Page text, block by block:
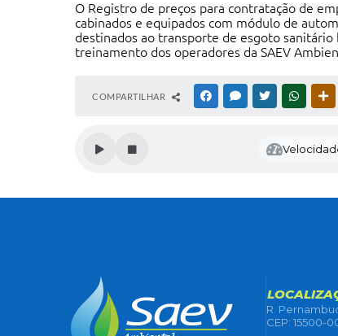
O Registro de preços para contratação de
cabinados e equipados com módulo de
destinados ao transporte de esgoto
treinamento dos operadores da SAEV
COMPARTILHAR FACEBOOKMESSENGER
TWITTER
R.
CEP: 15500-